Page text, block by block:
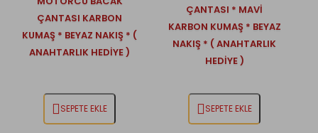
SEPETE EKLE SEPETE EKLE